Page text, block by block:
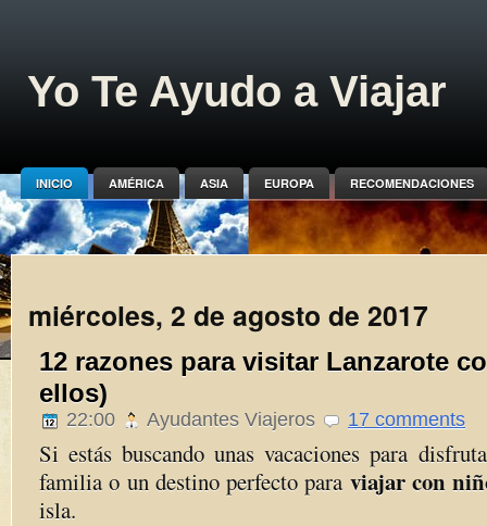
Yo Te Ayudo a Viajar
INICIO AMÉRICA ASIA EUROPA RECOMENDACIONES
miércoles, 2 de agosto de 2017
12 razones para visitar Lanzarote
ellos)
22:00 Ayudantes Viajeros 17 comments
Si estás buscando unas vacaciones para
familia o un destino perfecto para viajar con
isla.